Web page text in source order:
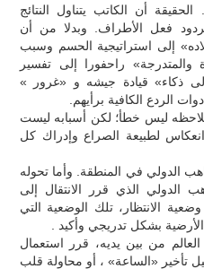
أن الكاتب يتناول النتائج
فعل الأطراف. وبدلا من أن
إلى استراتيجية الحسم وسبب
راحفورا إلى تفسير
إلى ذكاء» قيادة جيشه و «غرور »
الردع الكافية برأيهم.
ليس خطأ؛ لكن أسبابه ليست
لطبيعة الصراع وإدراك كل
الدولي في المنطقة. وأما تحوله
الدولي الذي قرر الانتقال إلى
الانتظار، تلك الوضعية التي
بشكل تدريجي وأكيد .
من بين يديه، قرر استعمال
تأخير «الساعة» ، أو محاولة قلب